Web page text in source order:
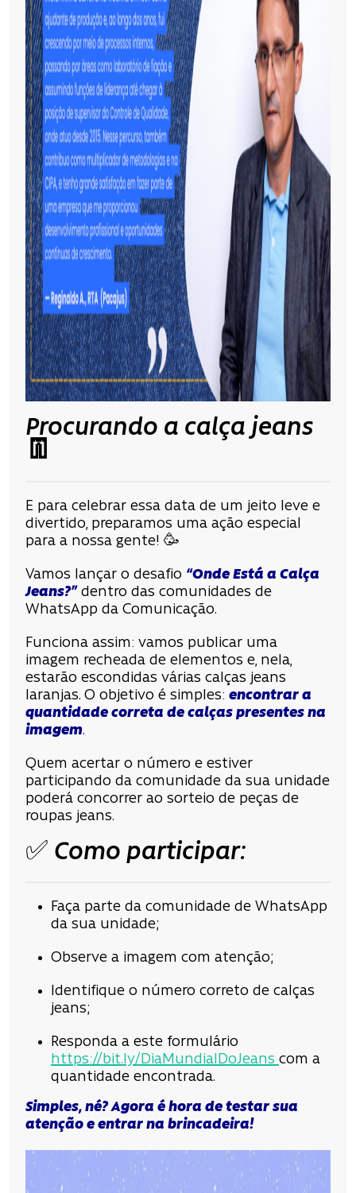
Procurando a calça jeans
👖
E para celebrar essa data de um jeito leve e
divertido, preparamos uma ação especial
para a nossa gente! 🥳
Vamos lançar o desafio “Onde Está a Calça
Jeans?” dentro das comunidades de
WhatsApp da Comunicação.
Funciona assim: vamos publicar uma
imagem recheada de elementos e, nela,
estarão escondidas várias calças jeans
laranjas. O objetivo é simples: encontrar a
quantidade correta de calças presentes na
imagem.
Quem acertar o número e estiver
participando da comunidade da sua unidade
poderá concorrer ao sorteio de peças de
roupas jeans.
✅ Como participar:
Faça parte da comunidade de WhatsApp
da sua unidade;
Observe a imagem com atenção;
Identifique o número correto de calças
jeans;
Responda a este formulário
https://bit.ly/DiaMundialDoJeans com a
quantidade encontrada.
Simples, né? Agora é hora de testar sua
atenção e entrar na brincadeira!